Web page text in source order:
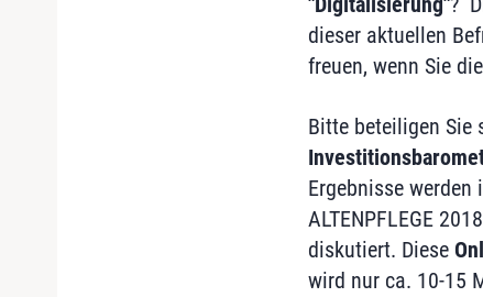
dieser aktuellen
freuen, wenn Sie
Bitte beteiligen Sie
Ergebnisse
ALTENPFLEGE
diskutiert. Diese
wird nur ca. 10-15